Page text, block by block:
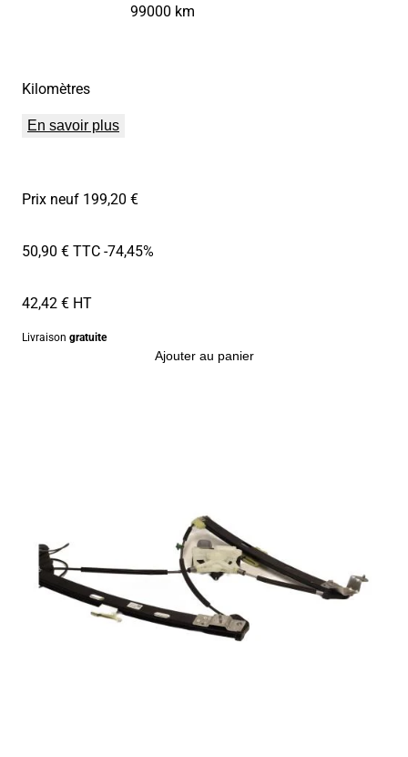
Kilomètres
99000 km
En savoir plus
Prix neuf 199,20 €
50,90 € TTC-74,45%
42,42 € HT
Livraison gratuite
Ajouter au panier